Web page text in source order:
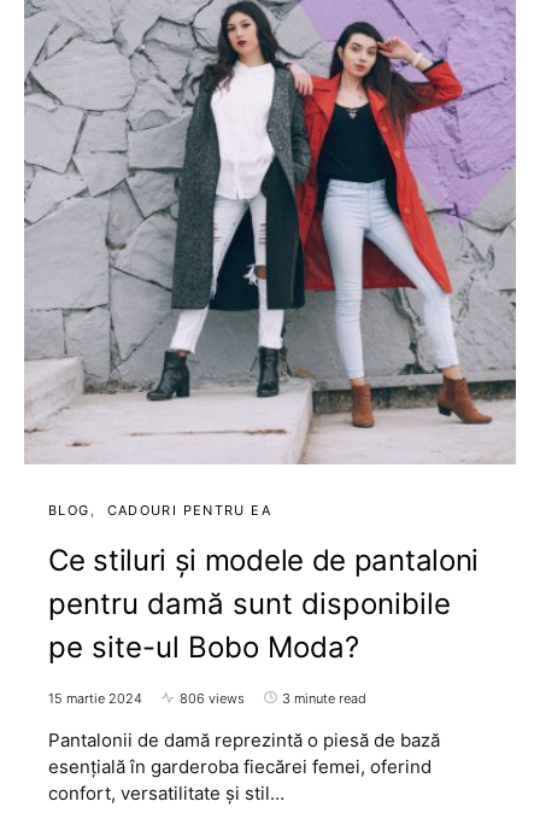
BLOG CADOURI PENTRU EA
Ce stiluri și modele de pantaloni
pentru damă sunt disponibile
pe site-ul Bobo Moda?
15 martie 2024 806 views 3 minute read
Pantalonii de damă reprezintă o piesă de bază
esențială în garderoba fiecărei femei, oferind
confort, versatilitate și stil…